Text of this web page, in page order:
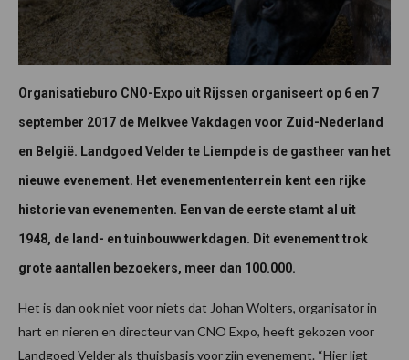
Organisatieburo CNO-Expo uit Rijssen organiseert op 6 en 7
september 2017 de Melkvee Vakdagen voor Zuid-Nederland
en België. Landgoed Velder te Liempde is de gastheer van het
nieuwe evenement. Het evenemententerrein kent een rijke
historie van evenementen. Een van de eerste stamt al uit
1948, de land- en tuinbouwwerkdagen. Dit evenement trok
grote aantallen bezoekers, meer dan 100.000.
Het is dan ook niet voor niets dat Johan Wolters, organisator in
hart en nieren en directeur van CNO Expo, heeft gekozen voor
Landgoed Velder als thuisbasis voor zijn evenement. “Hier ligt